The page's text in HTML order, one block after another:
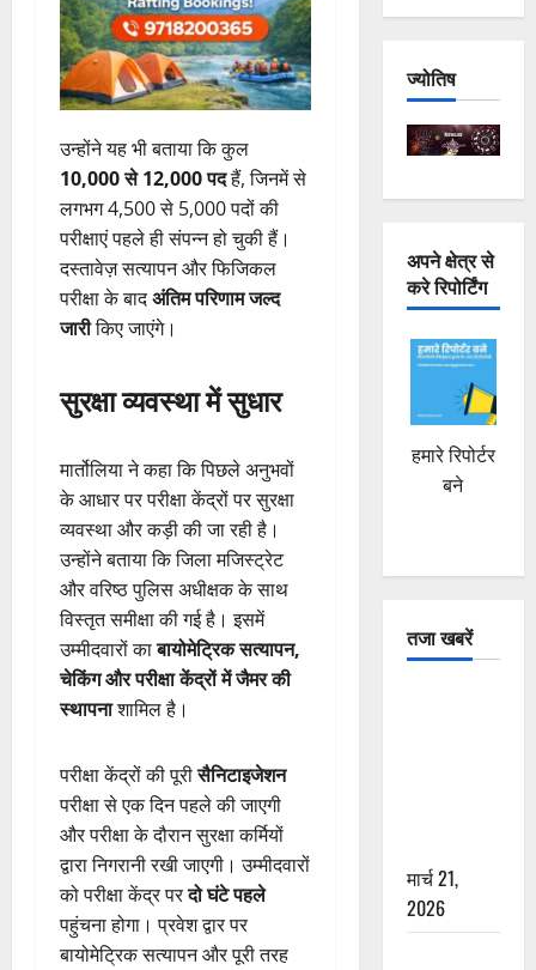
उन्होंने यह भी बताया कि कुल
10,000 से 12,000 पदहैं, जिनमें से
लगभग 4,500 से 5,000 पदों की
परीक्षाएं पहले ही संपन्न हो चुकी हैं।
दस्तावेज़ सत्यापन और फिजिकल
परीक्षा के बादअंतिम परिणाम जल्द
जारीकिए जाएंगे।
सुरक्षा व्यवस्था में सुधार
मार्तोलिया ने कहा कि पिछले अनुभवों
के आधार पर परीक्षा केंद्रों पर सुरक्षा
व्यवस्था और कड़ी की जा रही है।
उन्होंने बताया कि जिला मजिस्ट्रेट
और वरिष्ठ पुलिस अधीक्षक के साथ
विस्तृत समीक्षा की गई है। इसमें
उम्मीदवारों काबायोमेट्रिक सत्यापन,
चेकिंग और परीक्षा केंद्रों में जैमर की
स्थापनाशामिल है।
परीक्षा केंद्रों की पूरीसैनिटाइजेशन
परीक्षा से एक दिन पहले की जाएगी
और परीक्षा के दौरान सुरक्षा कर्मियों
द्वारा निगरानी रखी जाएगी। उम्मीदवारों
को परीक्षा केंद्र परदो घंटे पहले
पहुंचना होगा। प्रवेश द्वार पर
बायोमेट्रिक सत्यापन और पूरी तरह
ज्योतिष
अपने क्षेत्र से
करे रिपोर्टिंग
हमारे रिपोर्टर
बने
तजा खबरें
मार्च 21,
2026